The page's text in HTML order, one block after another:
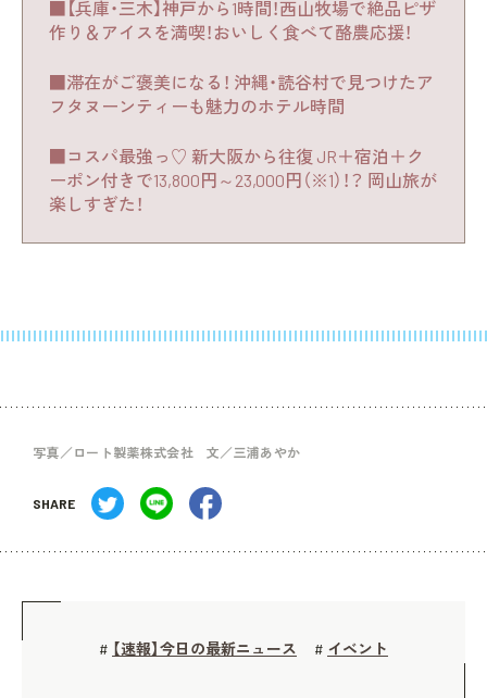
■【兵庫・三木】神戸から1時間！西山牧場で絶品ピザ
作り＆アイスを満喫！おいしく食べて酪農応援！
■滞在がご褒美になる！ 沖縄・読谷村で見つけたア
フタヌーンティーも魅力のホテル時間
■コスパ最強っ♡ 新大阪から往復 JR＋宿泊＋ク
ーポン付きで13,800円～23,000円（※1）！？ 岡山旅が
楽しすぎた！
写真／ロート製薬株式会社 文／三浦あやか
SHARE
# 【速報】今日の最新ニュース # イベント